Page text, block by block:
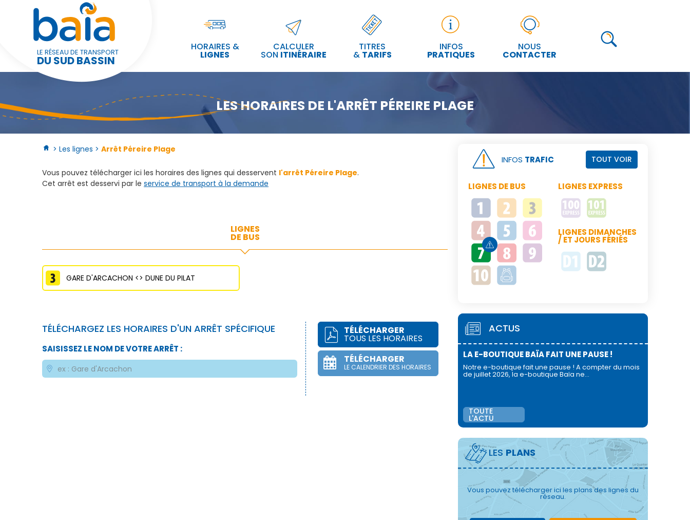
LE RÉSEAU DE TRANSPORT
DU SUD BASSIN
HORAIRES &
LIGNES
CALCULER
SON ITINÉRAIRE
TITRES
& TARIFS
INFOS
PRATIQUES
NOUS
CONTACTER
LES HORAIRES DE L'ARRÊT PÉREIRE PLAGE
> Les lignes > Arrêt Péreire Plage
Vous pouvez télécharger ici les horaires des lignes qui desservent l'arrêt Péreire Plage.
Cet arrêt est desservi par le service de transport à la demande
LIGNES
DE BUS
GARE D'ARCACHON <> DUNE DU PILAT
TÉLÉCHARGEZ LES HORAIRES D'UN ARRÊT SPÉCIFIQUE
SAISISSEZ LE NOM DE VOTRE ARRÊT :
TÉLÉCHARGER
TOUS LES HORAIRES
TÉLÉCHARGER
LE CALENDRIER DES HORAIRES
INFOS TRAFIC TOUT VOIR
LIGNES DE BUS LIGNES EXPRESS
LIGNES DIMANCHES
/ ET JOURS FÉRIÉS
ACTUS
LA E-BOUTIQUE BAÏA FAIT UNE PAUSE !
Notre e-boutique fait une pause ! A compter du mois
de juillet 2026, la e-boutique Baïa ne…
TOUTE
L'ACTU
LES PLANS
Vous pouvez télécharger ici les plans des lignes du
réseau.
Panneau de gestion des cookies